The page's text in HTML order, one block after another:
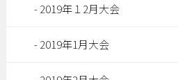
2019年１2月大会
2019年1月大会